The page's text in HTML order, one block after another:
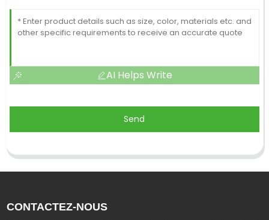
AI Helps Write
Send
CONTACTEZ-NOUS